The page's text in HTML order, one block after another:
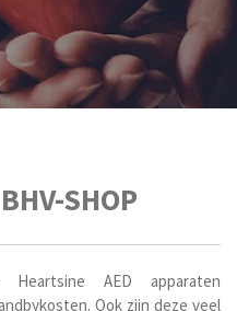
BHV-SHOP
AED apparaten
Ook zijn deze veel